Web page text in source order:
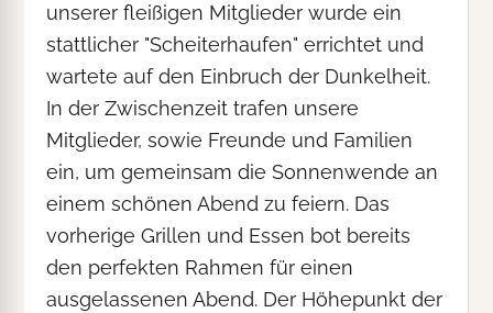
unserer fleißigen Mitglieder wurde ein
stattlicher "Scheiterhaufen" errichtet und
wartete auf den Einbruch der Dunkelheit.
In der Zwischenzeit trafen unsere
Mitglieder, sowie Freunde und Familien
ein, um gemeinsam die Sonnenwende an
einem schönen Abend zu feiern. Das
vorherige Grillen und Essen bot bereits
den perfekten Rahmen für einen
ausgelassenen Abend. Der Höhepunkt der